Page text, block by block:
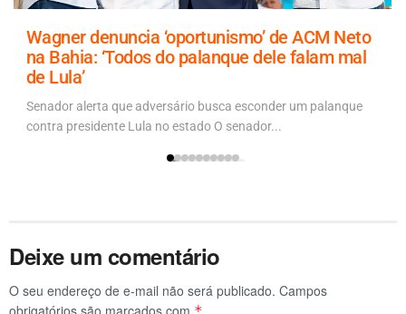
Wagner denuncia ‘oportunismo’ de ACM Neto
na Bahia: ‘Todos do palanque dele falam mal
de Lula’
Senador alerta que adversário busca esconder um palanque
contra presidente Lula no estado O senador...
Deixe um comentário
O seu endereço de e-mail não será publicado. Campos